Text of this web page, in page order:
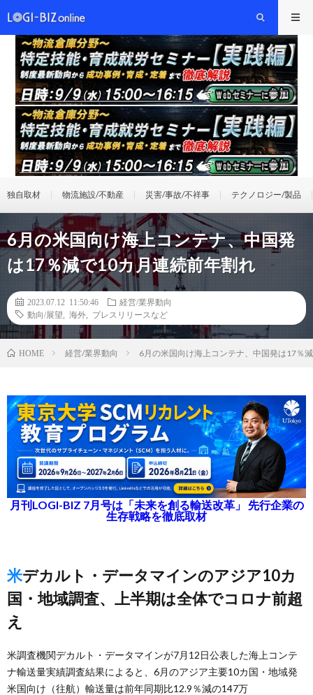
独自取材 物流施設/不動産 災害/事故/不祥事 テクノロジー/製品
6月の米国向け海上コンテナ、中国発
は17％減で10カ月連続前年割れ
2023.07.12 11:50:46
経営/業界動向
動向/展望
海外 プレスリリースなど
HOME 経営/業界動向 6月の米国向け海上コンテナ、中国発は17％
月刊LOGI-BIZ 7月号は「未来を創る輸送改革」 先行企業の
生存戦略を徹底取材
米デカルト・データマインのアジア10カ
国・地域調査、上半期は全体でコロナ前超
え
米調査機関デカルト・データマインが7月12日公表した海上コンテ
ナ輸送量実績調査結果によると、6月のアジア主要10カ国・地域発
米国向け（往航）輸送量は前年同期比12.9％減の147万